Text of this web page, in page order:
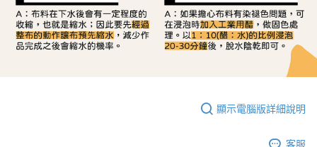
顯示電腦版詳細說明
客服